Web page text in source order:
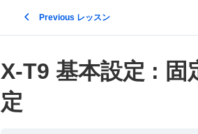
Previous レッスン
X-T9 基本設定 :
定